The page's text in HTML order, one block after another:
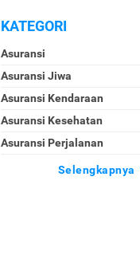
KATEGORI
Asuransi
Asuransi Jiwa
Asuransi Kendaraan
Asuransi Kesehatan
Asuransi Perjalanan
Selengkapnya